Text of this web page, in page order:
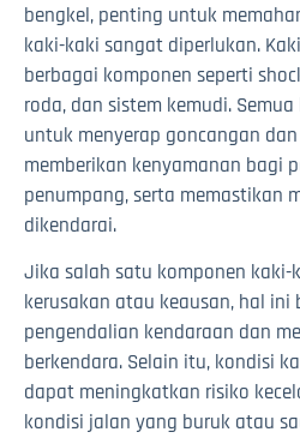
bengkel, penting untuk
kaki-kaki sangat diperlukan.
berbagai komponen seperti
roda, dan sistem kemudi.
untuk menyerap goncangan
memberikan kenyamanan bagi
penumpang, serta memastikan
dikendarai.
Jika salah satu komponen kaki-
kerusakan atau keausan, hal ini
pengendalian kendaraan dan
berkendara. Selain itu, kondisi
dapat meningkatkan risiko
kondisi jalan yang buruk atau